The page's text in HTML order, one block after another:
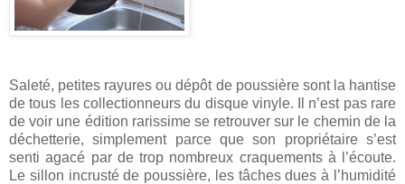
Saleté, petites rayures ou dépôt de poussière sont la hantise
de tous les collectionneurs du disque vinyle. Il n’est pas rare
de voir une édition rarissime se retrouver sur le chemin de la
déchetterie, simplement parce que son propriétaire s’est
senti agacé par de trop nombreux craquements à l’écoute.
Le sillon incrusté de poussière, les tâches dues à l’humidité